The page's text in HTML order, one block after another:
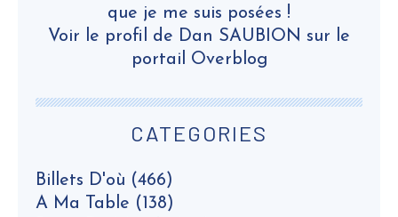
CATEGORIES
Billets D'où (466)
A Ma Table (138)
que je me suis posées !
Voir le profil de Dan SAUBION sur le
portail Overblog